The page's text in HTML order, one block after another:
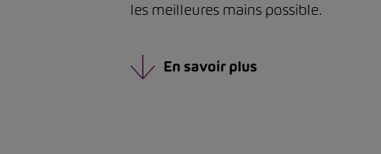
les meilleures mains possible.
En savoir plus